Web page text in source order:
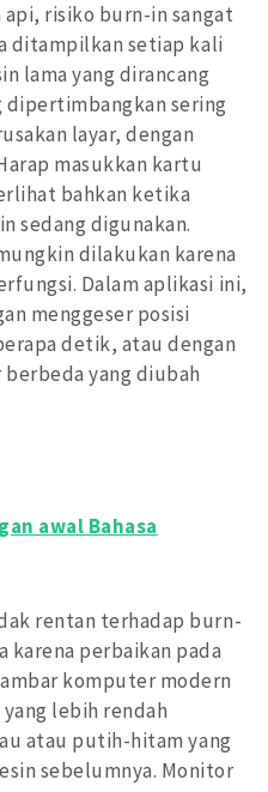
risiko burn-in sangat
ditampilkan setiap kali
lama yang dirancang
dipertimbangkan sering
layar, dengan
masukkan kartu
bahkan ketika
sedang digunakan.
dilakukan karena
Dalam aplikasi ini,
menggeser posisi
detik, atau dengan
yang diubah
awal Bahasa
rentan terhadap burn-
karena perbaikan pada
komputer modern
lebih rendah
atau putih-hitam yang
sebelumnya. Monitor